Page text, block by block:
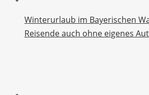
Winterurlaub im Bayerischen
Reisende auch ohne eigenes